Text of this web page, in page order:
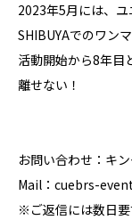
2023年5月には、
SHIBUYAでのワン
活動開始から8年目
離せない！
お問い合わせ：キ
Mail：cuebrs-
※ご返信には数日要